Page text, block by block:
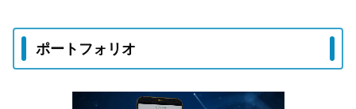
ポートフォリオ